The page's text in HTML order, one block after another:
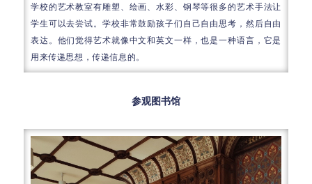
学校的艺术教室有雕塑、绘画、水彩、钢琴等很多的艺术手法让
学生可以去尝试。学校非常鼓励孩子们自己自由思考，然后自由
表达。 他们觉得艺术就像中文和英文一样，也是一种语言，它是
用来传递思想，传递信息的。
参观图书馆